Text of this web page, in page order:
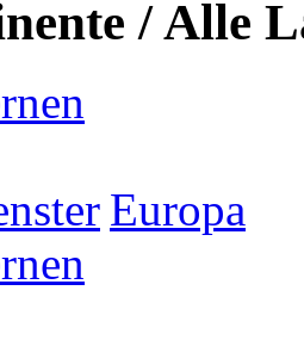
/ Alle
Europa